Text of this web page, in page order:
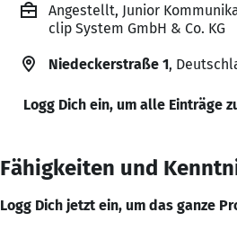
Angestellt, Junior
clip System GmbH & Co. KG
Niedeckerstraße 1,
Logg Dich ein, um alle Einträge
Fähigkeiten und
Logg Dich jetzt ein, um das ganze